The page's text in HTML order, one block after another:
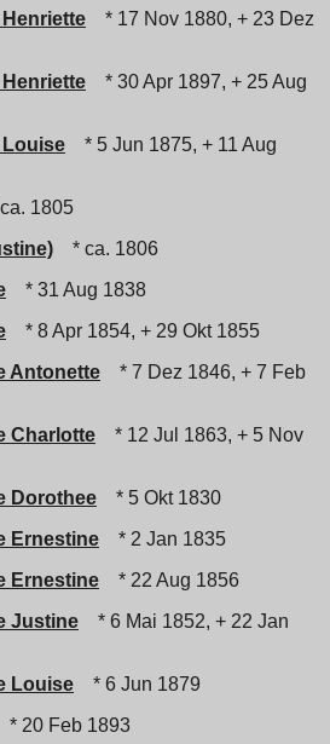
* 17 Nov 1880, + 23 Dez
* 30 Apr 1897, + 25 Aug
* 5 Jun 1875, + 11 Aug
1805
* ca. 1806
* 31 Aug 1838
* 8 Apr 1854, + 29 Okt 1855
Antonette
* 7 Dez 1846, + 7 Feb
Charlotte
* 12 Jul 1863, + 5 Nov
Dorothee
* 5 Okt 1830
Ernestine
* 2 Jan 1835
Ernestine
* 22 Aug 1856
Justine
* 6 Mai 1852, + 22 Jan
Louise
* 6 Jun 1879
* 20 Feb 1893